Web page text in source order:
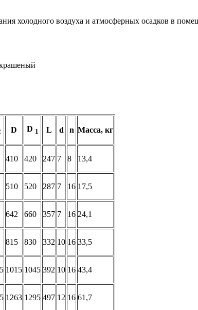
холодного воздуха и атмосферных осадков в
D D 1 L d n Масса, кг
410 420 247 7 8 13,4
510 520 287 7 16 17,5
642 660 357 7 16 24,1
815 830 332 10 16 33,5
1015 1045 392 10 16 43,4
1263 1295 497 12 16 61,7